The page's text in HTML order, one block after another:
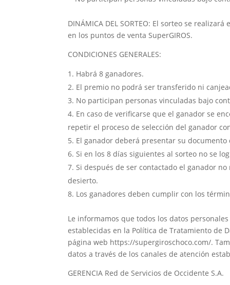
DINÁMICA DEL SORTEO: El sorteo se
en los puntos de venta SuperGIROS.
CONDICIONES GENERALES:
Habrá 8 ganadores.
El premio no podrá ser transferido ni
No participan personas vinculadas bajo
En caso de verificarse que el ganador se
repetir el proceso de selección del ganador
El ganador deberá presentar su
Si en los 8 días siguientes al sorteo no se
Si después de ser contactado el ganador
desierto.
Los ganadores deben cumplir con los
Le informamos que todos los datos
establecidas en la Política de Tratamiento de
página web https://supergiroschoco.com/.
datos a través de los canales de atención
GERENCIA Red de Servicios de Occidente S.A.